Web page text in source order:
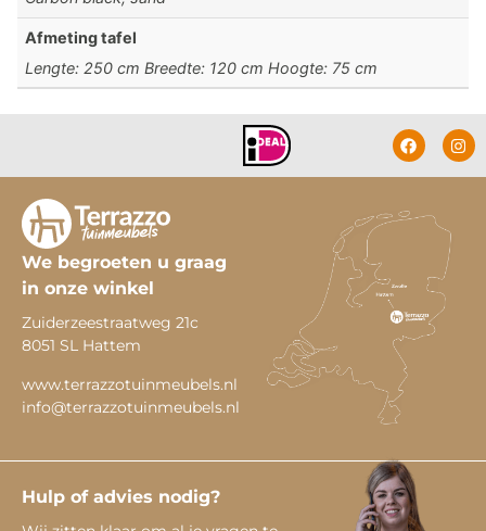
Afmeting tafel
Lengte: 250 cm Breedte: 120 cm Hoogte: 75 cm
We begroeten u graag
in onze winkel
Zuiderzeestraatweg 21c
8051 SL Hattem
www.terrazzotuinmeubels.nl
info@terrazzotuinmeubels.nl
Hulp of advies nodig?